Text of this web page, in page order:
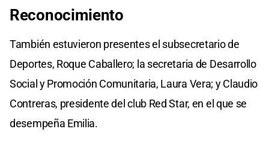
Reconocimiento
También estuvieron presentes el subsecretario de
Deportes, Roque Caballero; la secretaria de Desarrollo
Social y Promoción Comunitaria, Laura Vera; y Claudio
Contreras, presidente del club Red Star, en el que se
desempeña Emilia.